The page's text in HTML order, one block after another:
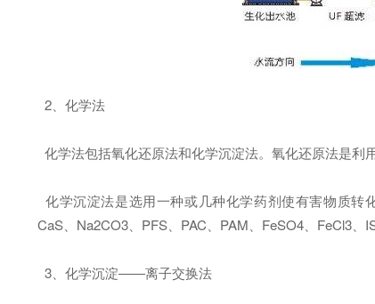
2、化学法
化学法包括氧化还原法和化学沉淀法。氧化还原法是利
化学沉淀法是选用一种或几种化学药剂使有害物质转
CaS、Na2CO3、PFS、PAC、PAM、FeSO4、FeCl3
3、化学沉淀——离子交换法